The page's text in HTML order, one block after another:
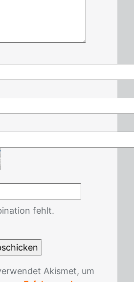
fehlt.
Akis­met, um